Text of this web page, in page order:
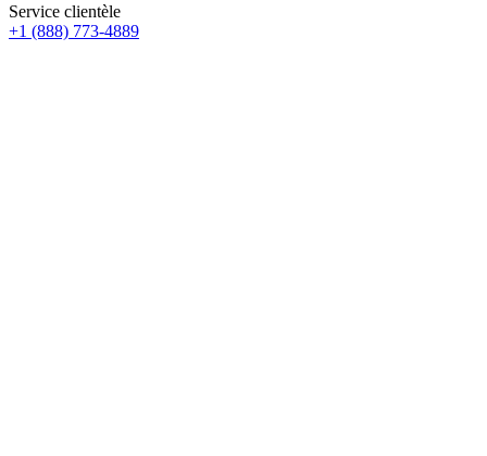
Service clientèle
+1 (888) 773-4889